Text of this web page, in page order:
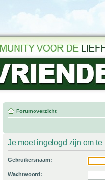
Forumoverzicht
Je moet ingelogd zijn om
Gebruikersnaam:
Wachtwoord: